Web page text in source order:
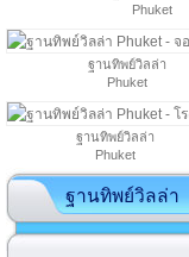
Phuket
ฐานทิพย์วิลล่า
Phuket
ฐานทิพย์วิลล่า
Phuket
ฐานทิพย์วิลล่า